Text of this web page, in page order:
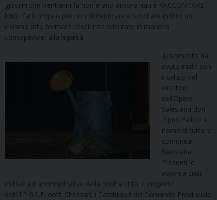
giovani che trent’anni fa non erano ancora nati e RACCONTARE
loro i fatti proprio per non dimenticare e suscitare in loro un
civismo atto formare coscienze orientate in maniera
consapevole, alla legalità.
Il momento ha
avuto inizio con
il saluto del
direttore
dell’Opera
Salesiana don
Pippo Fallico a
nome di tutta la
comunità
Salesiana.
Presenti le
autorità civili,
militari ed amministrative della nostra città, il dirigente
dell’U.P.G.S.P. dott. Chessari, i Carabinieri del Comando Provinciale